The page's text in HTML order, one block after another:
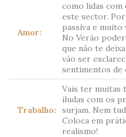
Amor:
como lidas
este sector.
passiva e
No Verão
que não te
vão ser
sentimentos de
Trabalho:
Vais ter muitas
iludas com os
surjam. Nem
Coloca em
realismo!